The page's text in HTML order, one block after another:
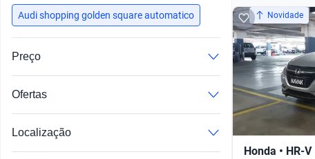
Busque por ano
Busque por marca
Busque por versão
Busque por ano
Audi shopping golden square automatico
Preço
Ofertas
Localização
Novidade
Honda • HR-V